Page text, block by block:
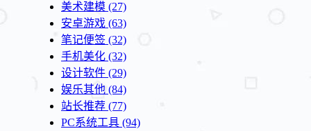
美术建模 (27)
安卓游戏 (63)
笔记便签 (32)
手机美化 (32)
设计软件 (29)
娱乐其他 (84)
站长推荐 (77)
PC系统工具 (94)